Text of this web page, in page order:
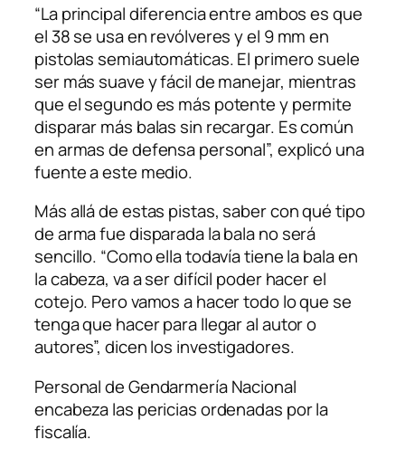
“La principal diferencia entre ambos es que
el 38 se usa en revólveres y el 9 mm en
pistolas semiautomáticas. El primero suele
ser más suave y fácil de manejar, mientras
que el segundo es más potente y permite
disparar más balas sin recargar. Es común
en armas de defensa personal”, explicó una
fuente a este medio.
Más allá de estas pistas, saber con qué tipo
de arma fue disparada la bala no será
sencillo. “Como ella todavía tiene la bala en
la cabeza, va a ser difícil poder hacer el
cotejo. Pero vamos a hacer todo lo que se
tenga que hacer para llegar al autor o
autores”, dicen los investigadores.
Personal de Gendarmería Nacional
encabeza las pericias ordenadas por la
fiscalía.